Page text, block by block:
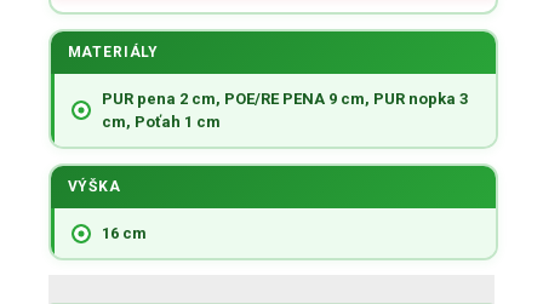
MATERIÁLY
PUR pena 2 cm, POE/RE PENA 9 cm, PUR nopka 3
cm, Poťah 1 cm
VÝŠKA
16 cm